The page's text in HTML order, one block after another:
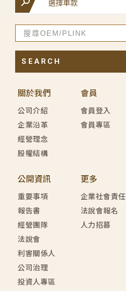
關於我們
公司介紹
企業沿革
經營理念
股權結構
會員
會員登入
會員專區
公開資訊
重要事項
報告書
經營團隊
法說會
利害關係人
公司治理
投資人專區
更多
企業社會責任
法說會報名
人力招募
SEARCH